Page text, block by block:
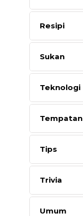
Resipi
Sukan
Teknologi
Tempatan
Tips
Trivia
Umum